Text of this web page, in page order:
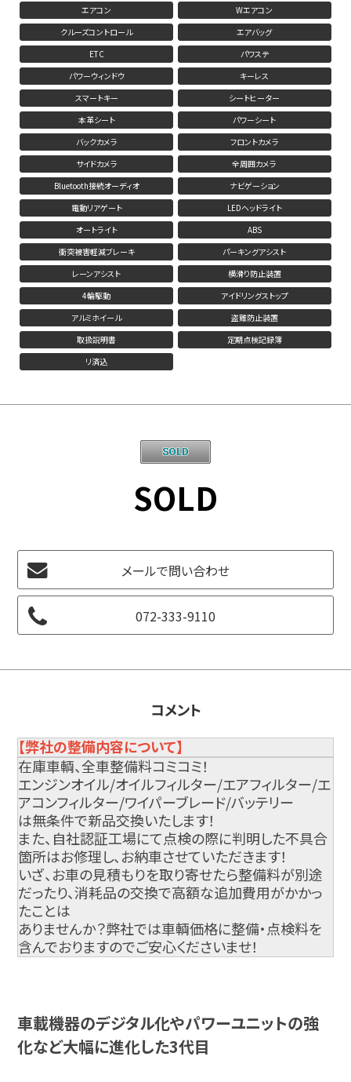
エアコン
Wエアコン
クルーズコントロール
エアバッグ
ETC
パワステ
パワーウィンドウ
キーレス
スマートキー
シートヒーター
本革シート
パワーシート
バックカメラ
フロントカメラ
サイドカメラ
全周囲カメラ
Bluetooth接続オーディオ
ナビゲーション
電動リアゲート
LEDヘッドライト
オートライト
ABS
衝突被害軽減ブレーキ
パーキングアシスト
レーンアシスト
横滑り防止装置
4輪駆動
アイドリングストップ
アルミホイール
盗難防止装置
取扱説明書
定期点検記録簿
リ済込
SOLD
メールで問い合わせ
072-333-9110
コメント
【弊社の整備内容について】
在庫車輌、全車整備料コミコミ！
エンジンオイル/オイルフィルター/エアフィルター/エ
アコンフィルター/ワイパーブレード/バッテリー
は無条件で新品交換いたします！
また、自社認証工場にて点検の際に判明した不具合
箇所はお修理し、お納車させていただきます！
いざ、お車の見積もりを取り寄せたら整備料が別途
だったり、消耗品の交換で高額な追加費用がかかっ
たことは
ありませんか？弊社では車輌価格に整備・点検料を
含んでおりますのでご安心くださいませ！
車載機器のデジタル化やパワーユニットの強
化など大幅に進化した3代目